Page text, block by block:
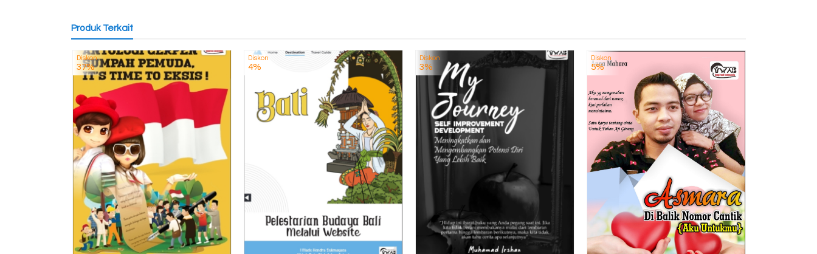
Produk Terkait
Diskon
37%
Diskon
4%
Diskon
3%
Diskon
5%